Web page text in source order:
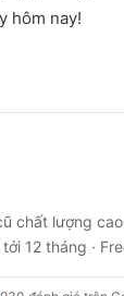
hôm nay!
chất lượng
12 tháng ·